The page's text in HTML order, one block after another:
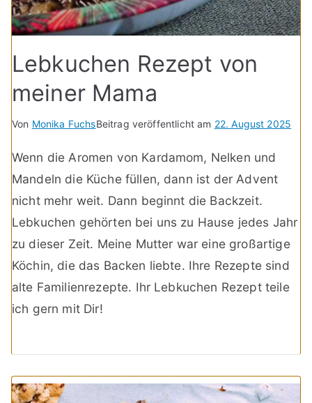
Lebkuchen Rezept von
meiner Mama
Von Monika FuchsBeitrag veröffentlicht am 22. August 2025
Wenn die Aromen von Kardamom, Nelken und
Mandeln die Küche füllen, dann ist der Advent
nicht mehr weit. Dann beginnt die Backzeit.
Lebkuchen gehörten bei uns zu Hause jedes Jahr
zu dieser Zeit. Meine Mutter war eine großartige
Köchin, die das Backen liebte. Ihre Rezepte sind
alte Familienrezepte. Ihr Lebkuchen Rezept teile
ich gern mit Dir!